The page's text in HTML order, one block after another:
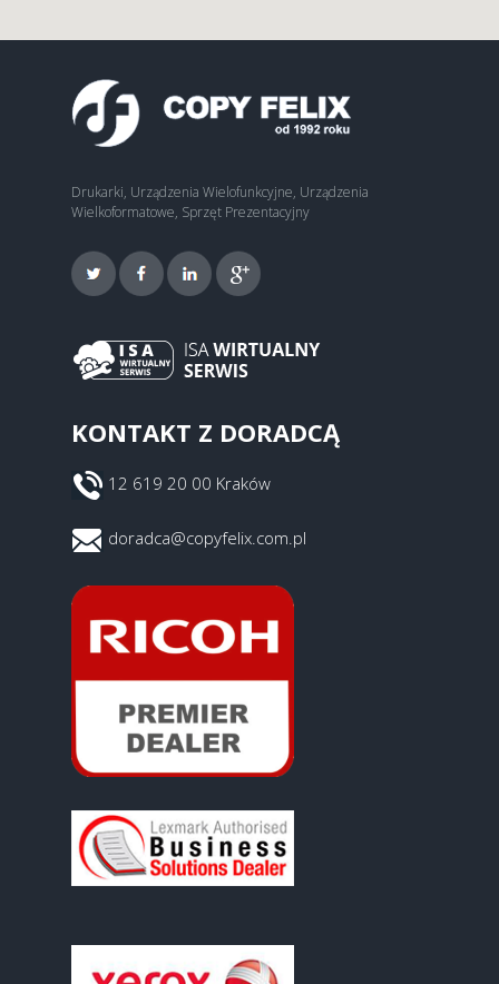
Drukarki, Urządzenia Wielofunkcyjne, Urządzenia
Wielkoformatowe, Sprzęt Prezentacyjny
KONTAKT Z DORADCĄ
12 619 20 00 Kraków
doradca@copyfelix.com.pl